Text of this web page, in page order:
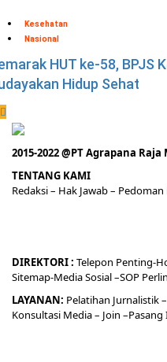
Kesehatan
Nasional
HUT ke-58, BPJS
Hidup Sehat
2015-2022 @PT Agrapana Raja
TENTANG KAMI
Redaksi– Hak Jawab – Pedoman
DIREKTORI: Telepon Penting-
Sitemap-Media Sosial –SOP
LAYANAN: Pelatihan Jurnalistik –
Konsultasi Media– Join –Pasang